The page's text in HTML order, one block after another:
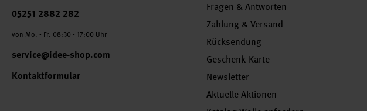
Telefonnummer
05251 2882 282
von Mo. - Fr. 08:30 - 17:00 Uhr
service@idee-shop.com
Kontaktformular
Fragen & Antworten
Zahlung & Versand
Rücksendung
Geschenk-Karte
Newsletter
Aktuelle Aktionen